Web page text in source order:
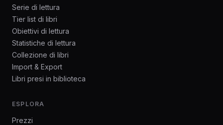
Serie di lettura
Tier list di libri
Obiettivi di lettura
Statistiche di lettura
Collezione di libri
Import & Export
Libri presi in biblioteca
ESPLORA
Prezzi